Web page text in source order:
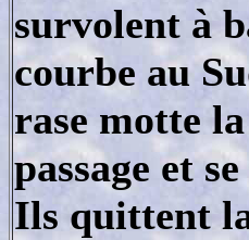
survolent à
courbe au
rase motte
passage et
Ils quittent